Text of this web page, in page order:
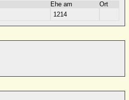
Ehe am
Ort
1214